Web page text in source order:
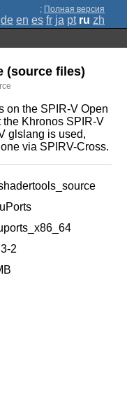
; Полная версия
de en es fr ja pt ru zh
(source files)
on the SPIR-V Open
Khronos SPIR-V
glslang is used,
via SPIRV-Cross.
2